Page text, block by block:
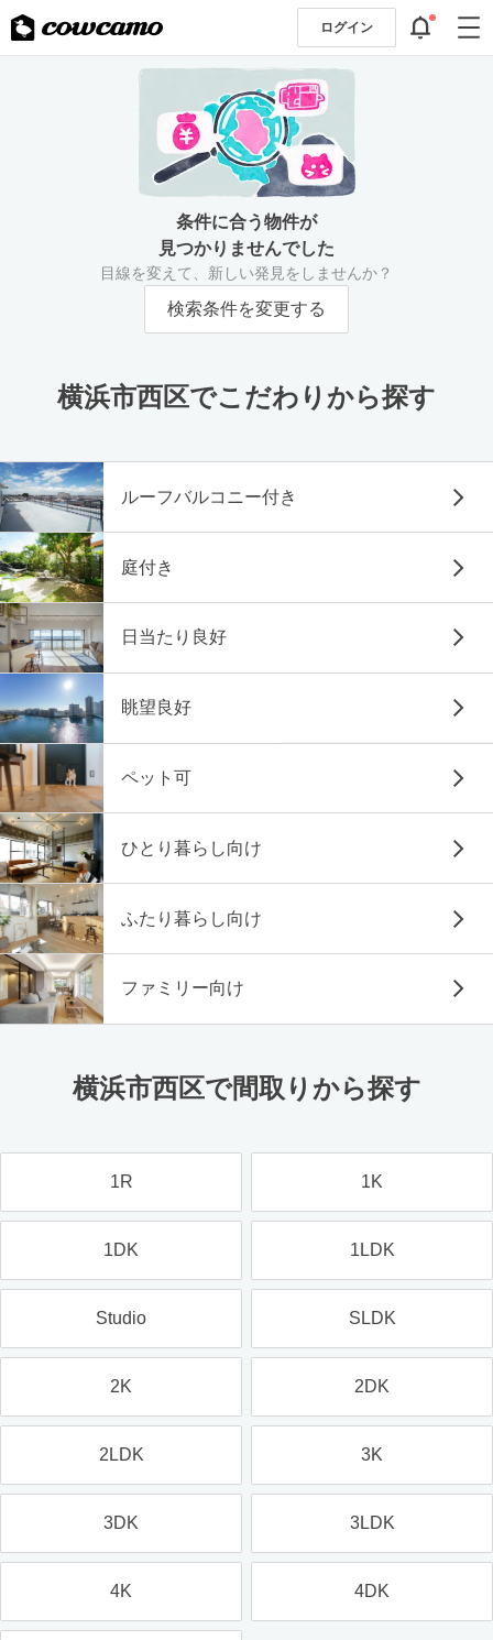
ログイン
条件に合う物件が
見つかりませんでした
目線を変えて、新しい発見をしませんか？
検索条件を変更する
横浜市西区でこだわりから探す
ルーフバルコニー付き
庭付き
日当たり良好
眺望良好
ペット可
ひとり暮らし向け
ふたり暮らし向け
ファミリー向け
横浜市西区で間取りから探す
1R 1K
1DK 1LDK
Studio SLDK
2K 2DK
2LDK 3K
3DK 3LDK
4K 4DK